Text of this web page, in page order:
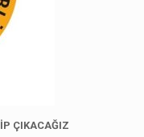
ÇIKACAĞIZ